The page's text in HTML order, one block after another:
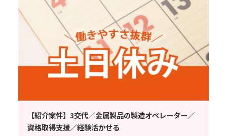
【紹介案件】3交代／金属製品の製造オペレーター／
資格取得支援／経験活かせる